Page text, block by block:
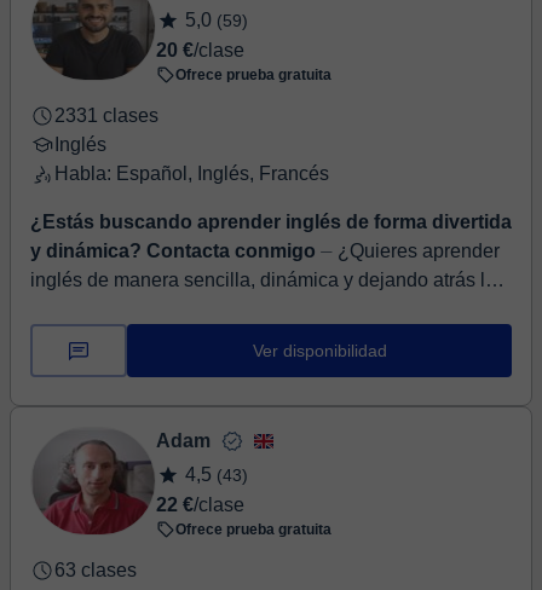
5,0 (59)
20 €/clase
Ofrece prueba gratuita
2331 clases
Inglés
Habla: Español, Inglés, Francés
¿Estás buscando aprender inglés de forma divertida
y dinámica? Contacta conmigo ⏤ ¿Quieres aprender
inglés de manera sencilla, dinámica y dejando atrás las
sitio. Sobre mí: ¡Ho...
Ver disponibilidad
Adam
4,5 (43)
22 €/clase
Ofrece prueba gratuita
63 clases